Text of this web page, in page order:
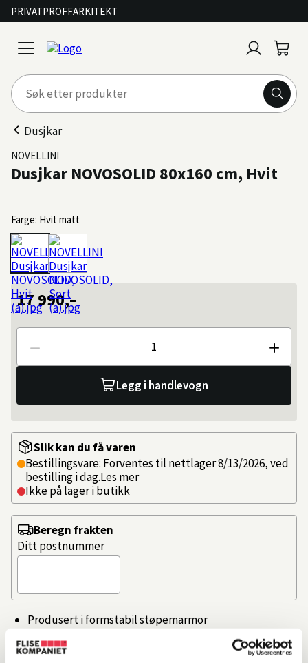
PRIVATPROFFARKITEKT
open
menu
inn
Dusjkar
NOVELLINI
Dusjkar NOVOSOLID 80x160 cm, Hvit
Farge: Hvit matt
17 990,–
Antall
Legg i handlevogn
Slik kan du få varen
Bestillingsvare: Forventes til nettlager 8/13/2026, ved
bestilling i dag.Les mer
Ikke på lager i butikk
Produsert i formstabil støpemarmor
Passer i kombinasjon med alle dusjløsninger fra
Novellini
Beregn frakten
Ditt postnummer